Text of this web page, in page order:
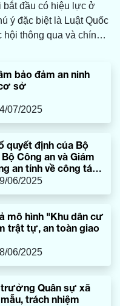
đầu có hiệu lực ở
ý đặc biệt là Luật Quốc
thông qua và chính
bảo đảm an ninh
sở
07/2025
quyết định của Bộ
Công an và Giám
an tỉnh về công tác
06/2025
mô hình "Khu dân cư
trật tự, an toàn giao
06/2025
trưởng Quân sự xã
trách nhiệm